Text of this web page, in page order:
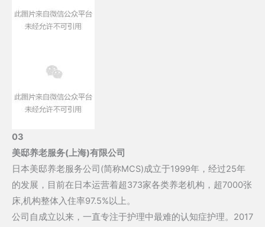
03
美邸养老服务(上海)有限公司
日本美邸养老服务公司(简称MCS)成立于1999年，经过25年
的发展，目前在日本运营着超373家各类养老机构，超7000张
床,机构整体入住率97.5%以上。
公司自成立以来，一直专注于护理中最难的认知症护理。2017